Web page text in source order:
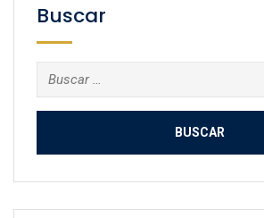
Buscar
Buscar: